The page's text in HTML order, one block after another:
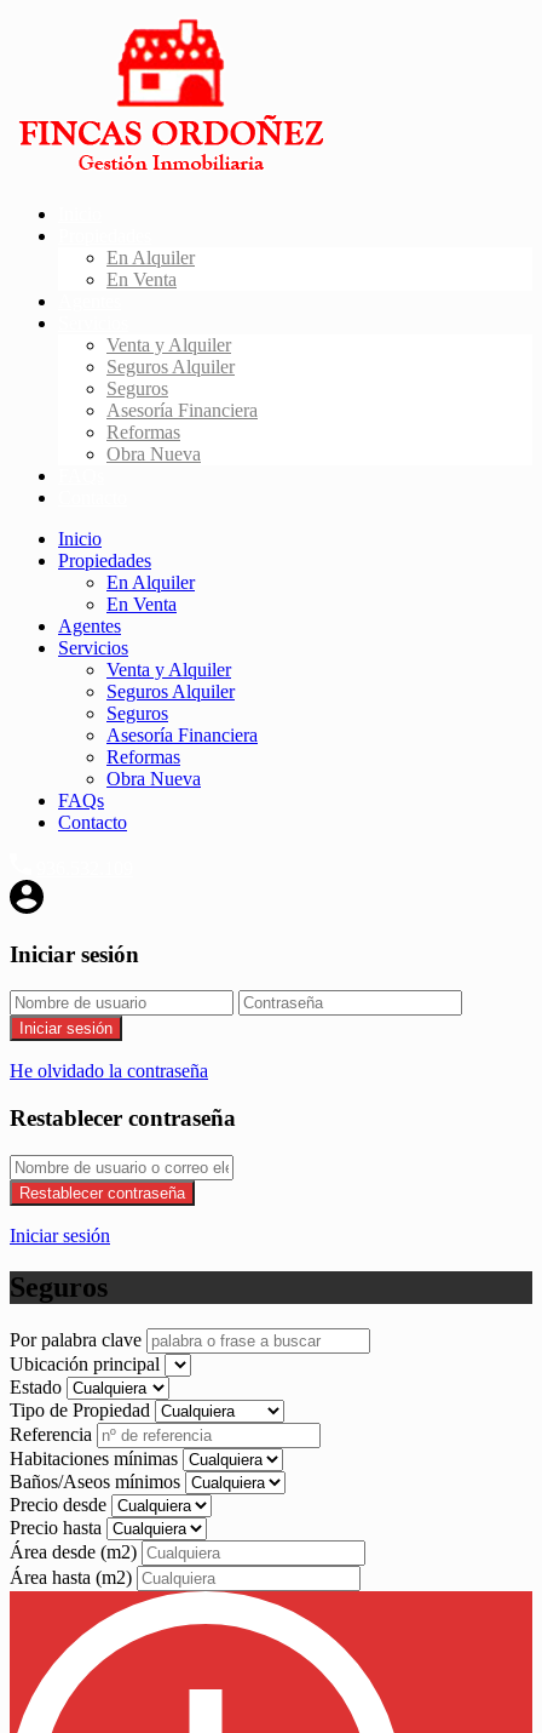
En Alquiler
En Venta
Venta y Alquiler
Seguros Alquiler
Seguros
Asesoría Financiera
Reformas
Obra Nueva
Inicio
Propiedades
En Alquiler
En Venta
Agentes
Servicios
Venta y Alquiler
Seguros Alquiler
Seguros
Asesoría Financiera
Reformas
Obra Nueva
FAQs
Contacto
Iniciar sesión
Iniciar sesión
He olvidado la contraseña
Restablecer contraseña
Restablecer contraseña
Iniciar sesión
Seguros
Por palabra clave
Ubicación principal
Estado
Tipo de Propiedad
Referencia
Habitaciones mínimas
Baños/Aseos mínimos
Precio desde
Precio hasta
Área desde (m2)
Área hasta (m2)